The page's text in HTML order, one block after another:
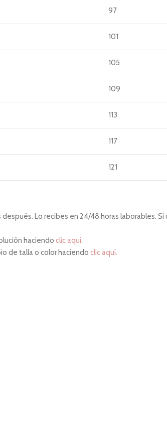
97
101
105
109
113
117
121
Lo recibes en 24/48 horas laborables.
haciendo clic aquí.
de talla o color haciendo clic aquí.